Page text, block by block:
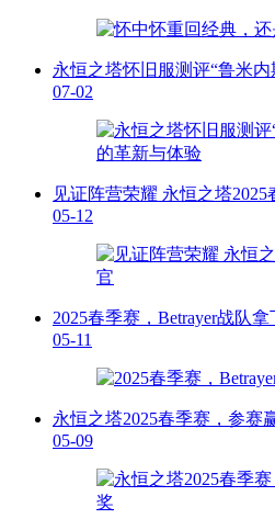
永恒之塔怀旧服测评“鲁米
07-02
见证阵营荣耀 永恒之塔
05-12
2025春季赛，Betrayer战队拿
05-11
永恒之塔2025春季赛，参赛
05-09